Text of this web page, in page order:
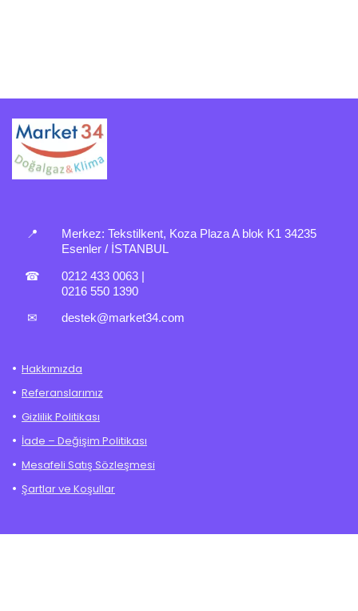
📍 Merkez: Tekstilkent, Koza Plaza A blok K1 34235
Esenler / İSTANBUL
☎ 0212 433 0063
0216 550 1390
✉ destek@market34.com
Hakkımızda
Referanslarımız
Gizlilik Politikası
İade – Değişim Politikası
Mesafeli Satış Sözleşmesi
Şartlar ve Koşullar